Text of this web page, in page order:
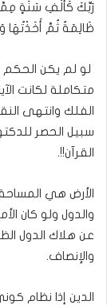
رَبِّكَ كَأَلْفِ سَنَةٍ
ظَالِمَةٌ ثُمَّ أَخَذْتُهَا
لو لم يكن الحكم
متكاملة لكانت
الفلك وانتهى
سبيل الحصر
القرآن!!.
الأرض هي
والدول ولو كان
عن هلاك الدول
والإنصاف.
الدين إذا نظام